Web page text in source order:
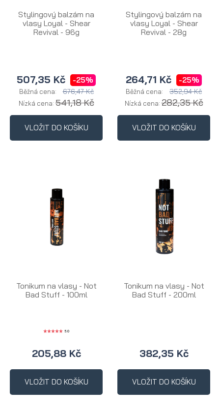
Stylingový balzám na
vlasy Loyal - Shear
Revival - 96g
507,35 Kč -25%
Běžná cena: 676,47 Kč
Nízká cena:541,18 Kč
VLOŽIT DO KOŠÍKU
Stylingový balzám na
vlasy Loyal - Shear
Revival - 28g
264,71 Kč -25%
Běžná cena: 352,94 Kč
Nízká cena:282,35 Kč
VLOŽIT DO KOŠÍKU
Tonikum na vlasy - Not
Bad Stuff - 100ml
5.0
205,88 Kč
VLOŽIT DO KOŠÍKU
Tonikum na vlasy - Not
Bad Stuff - 200ml
382,35 Kč
VLOŽIT DO KOŠÍKU